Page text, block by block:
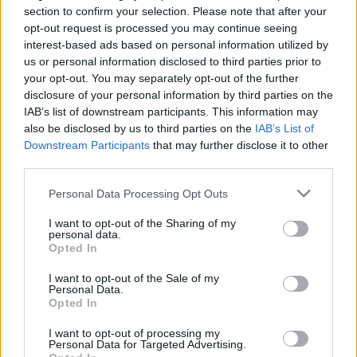
section to confirm your selection. Please note that after your
opt-out request is processed you may continue seeing
interest-based ads based on personal information utilized by
us or personal information disclosed to third parties prior to
your opt-out. You may separately opt-out of the further
disclosure of your personal information by third parties on the
IAB’s list of downstream participants. This information may
also be disclosed by us to third parties on the IAB’s List of
Downstream Participants that may further disclose it to other
Personal Data Processing Opt Outs
I want to opt-out of the Sharing of my
personal data.
Opted In
I want to opt-out of the Sale of my
Personal Data.
Opted In
I want to opt-out of processing my
Personal Data for Targeted Advertising.
Vritet 20-vjeçarja në
konviktin pranë
Universitetit të Arizonës, i
dyshuari kapet në Berlin
teksa përpiqej të largohej
Tajfuni Dolphin godet
Kinën lindore, mbi 1 milion
banorë evakuohen dhe
Shangai përmbytet
Sulme masive me dronë
autoritetet ruse njoftojnë
për 456 mjete të rrëzuara
lart çmimet e naftës